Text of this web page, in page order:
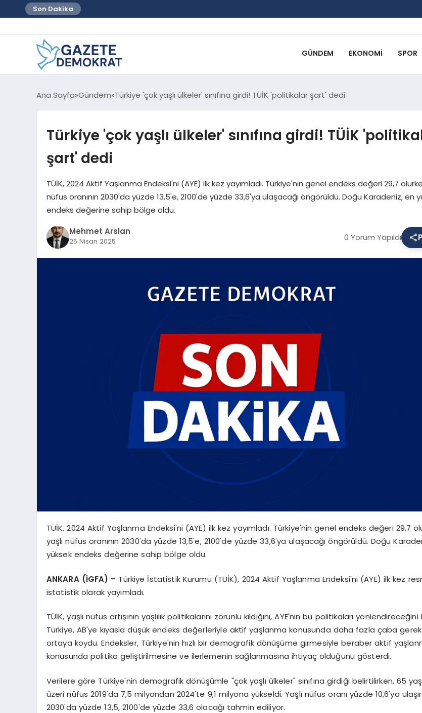
Son Dakika
GÜNDEM EKONOMI SPOR
Ana Sayfa Gündem Türkiye 'çok yaşlı ülkeler' sınıfına girdi! TÜİK 'politikalar şart' dedi
Türkiye 'çok yaşlı ülkeler' sınıfına girdi! TÜİK
şart' dedi
TÜİK, 2024 Aktif Yaşlanma Endeksi'ni (AYE) ilk kez yayımladı. Türkiye'nin genel endeks değeri 29,7
nüfus oranının 2030'da yüzde 13,5'e, 2100'de yüzde 33,6'ya ulaşacağı öngörüldü. Doğu Karadeniz, en
endeks değerine sahip bölge oldu.
Mehmet Arslan
25 Nisan 2025 0 Yorum Yapıldı
TÜİK, 2024 Aktif Yaşlanma Endeksi'ni (AYE) ilk kez yayımladı. Türkiye'nin genel endeks değeri 29,7
yaşlı nüfus oranının 2030'da yüzde 13,5'e, 2100'de yüzde 33,6'ya ulaşacağı öngörüldü. Doğu
yüksek endeks değerine sahip bölge oldu.
ANKARA (İGFA) – Türkiye İstatistik Kurumu (TÜİK), 2024 Aktif Yaşlanma Endeksi'ni (AYE) ilk kez
istatistik olarak yayımladı.
TÜİK, yaşlı nüfus artışının yaşlılık politikalarını zorunlu kıldığını, AYE'nin bu politikaları
Türkiye, AB'ye kıyasla düşük endeks değerleriyle aktif yaşlanma konusunda daha fazla çaba
ortaya koydu. Endeksler, Türkiye'nin hızlı bir demografik dönüşüme girmesiyle beraber aktif
konusunda politika geliştirilmesine ve ilerlemenin sağlanmasına ihtiyaç olduğunu gösterdi.
Verilere göre Türkiye'nin demografik dönüşümle "çok yaşlı ülkeler" sınıfına girdiği belirtilirken, 65
üzeri nüfus 2019'da 7,5 milyondan 2024'te 9,1 milyona yükseldi. Yaşlı nüfus oranı yüzde 10,6'ya
2030'da yüzde 13,5, 2100'de yüzde 33,6 olacağı tahmin ediliyor.